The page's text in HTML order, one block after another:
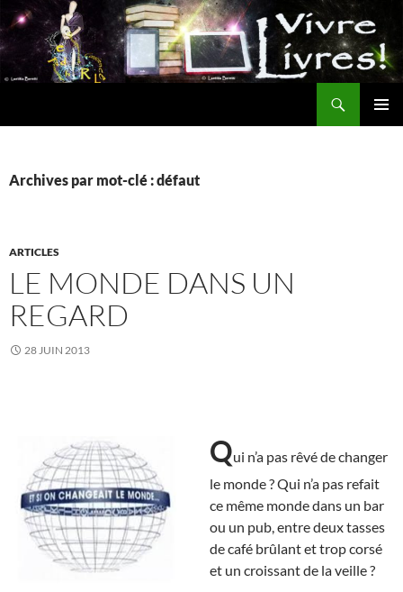
Aller
au
contenu
Archives par mot-clé : défaut
ARTICLES
LE MONDE DANS UN
REGARD
28 JUIN 2013
Qui n’a pas rêvé de changer
le monde ? Qui n’a pas refait
ce même monde dans un bar
ou un pub, entre deux tasses
de café brûlant et trop corsé
et un croissant de la veille ?